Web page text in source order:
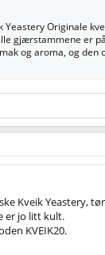
Yeastery Originale
gjærstammene er
og aroma, og
Kveik
er jo litt kult.
KVEIK20.